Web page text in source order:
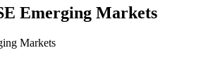
Emerging Markets
Markets